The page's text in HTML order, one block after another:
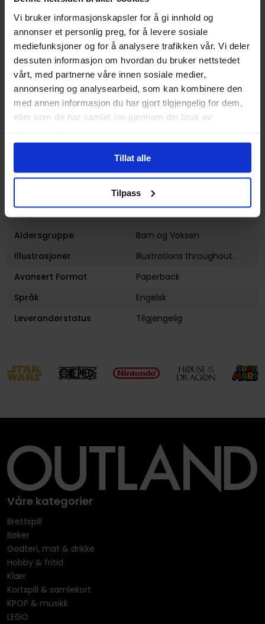
Vi bruker informasjonskapsler for å gi innhold og
annonser et personlig preg, for å levere sosiale
mediefunksjoner og for å analysere trafikken vår. Vi deler
dessuten informasjon om hvordan du bruker nettstedet
vårt, med partnerne våre innen sosiale medier,
annonsering og analysearbeid, som kan kombinere den
med annen informasjon du har gjort tilgjengelig for dem,
eller som de har samlet inn gjennom din bruk av
Tillat alle
Tilpass
side: sword oratoria
Forfattere
Fujino Omori,Kiyotaka
HaimuraogSuzuhito
Yasuda
Sjanger
Action og Eventyr,Ecchi,
Humor,Kjærlighet og
RomanseogFantasy
Yen On
Lanseringsdato
30.10.2017
Volum
4
Aldersgruppe
Barn ogVoksen
Illustrasjoner
Illustrations throughout.
Avansert Format
Paperback
Språk
Engelsk
Leverandørstatus
Tilgjengelig
Våre kategorier
Brettspill
Bøker
Godteri, mat & drikke
Hobby & fritid
Klær
Kortspill & samlekort
KPOP & musikk
LEGO